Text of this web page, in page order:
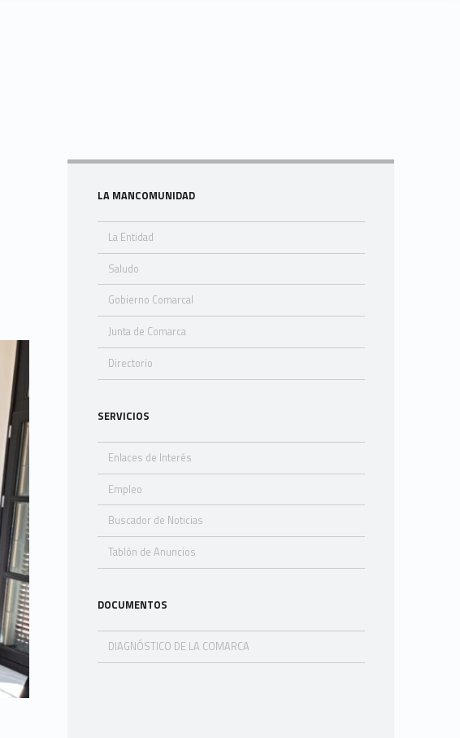
Sidebar
LA MANCOMUNIDAD
La Entidad
Saludo
Gobierno Comarcal
Junta de Comarca
Directorio
SERVICIOS
Enlaces de Interés
Empleo
Buscador de Noticias
Tablón de Anuncios
DOCUMENTOS
DIAGNÓSTICO DE LA COMARCA